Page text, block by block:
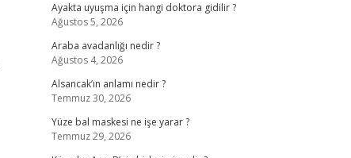
Ayakta uyuşma için hangi doktora gidilir ?
Ağustos 5, 2026
Araba avadanlığı nedir ?
Ağustos 4, 2026
Alsancak’ın anlamı nedir ?
Temmuz 30, 2026
Yüze bal maskesi ne işe yarar ?
Temmuz 29, 2026